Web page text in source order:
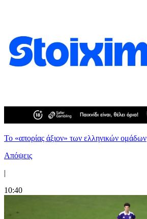
Το «απορίας άξιον» των ελληνικών ομάδων
Απόψεις
|
10:40